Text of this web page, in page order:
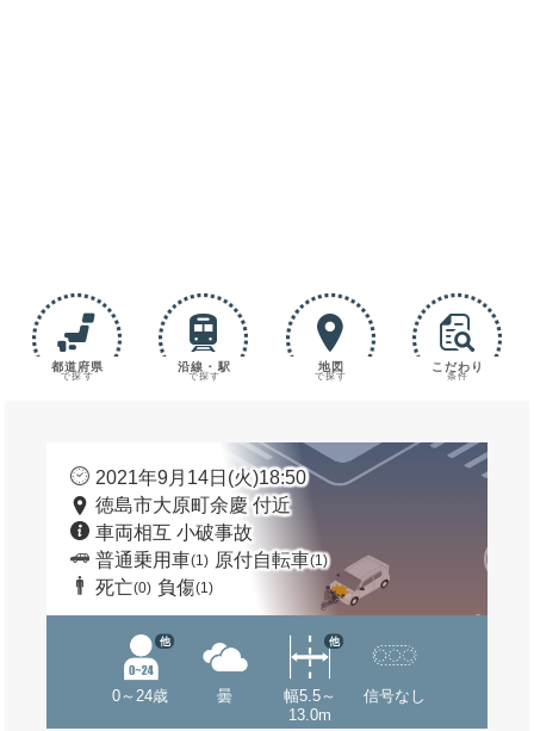
都道府県
で探す
沿線・駅
で探す
地図
で探す
こだわり
条件
2021年9月14日(火)18:50
徳島市大原町余慶 付近
車両相互 小破事故
普通乗用車(1) 原付自転車(1)
死亡(0) 負傷(1)
0～24歳
他
曇
幅5.5～
13.0m
他
信号なし